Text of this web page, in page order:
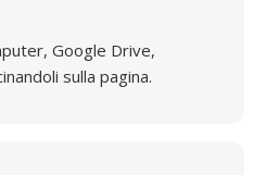
Google Drive,
sulla pagina.